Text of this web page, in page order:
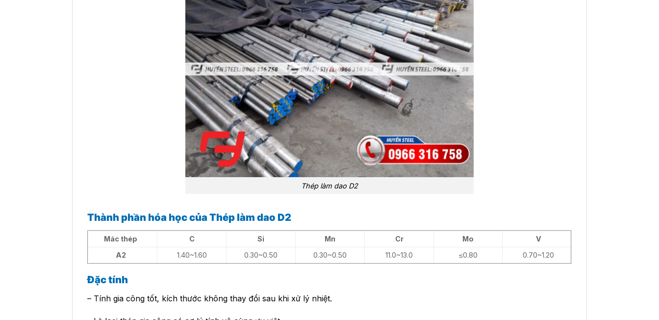
Thép làm dao D2
Thành phần hóa học của Thép làm dao D2
Mác thép C Si Mn Cr Mo
V
A2
1.40~1.60 0.30~0.50 0.30~0.50 11.0~13.0 ≤0.80 0.70~1.20
Đặc tính
– Tính gia công tốt, kích thước không thay đổi sau khi xử lý nhiệt.